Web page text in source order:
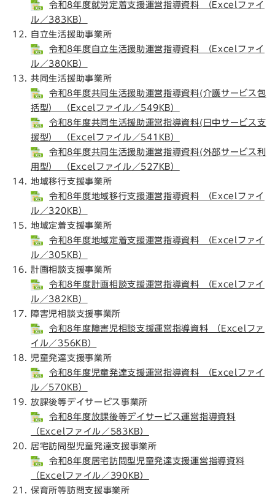
令和8年度就労定着支援運営指導資料 （Excelファイ
ル／383KB）
自立生活援助事業所
令和8年度自立生活援助運営指導資料 （Excelファイ
ル／380KB）
共同生活援助事業所
令和8年度共同生活援助運営指導資料(介護サービス包
括型） （Excelファイル／549KB）
令和8年度共同生活援助運営指導資料​(日中サービス支
援型） （Excelファイル／541KB）
令和8年度共同生活援助運営指導資料​(外部サービス利
用型） （Excelファイル／527KB）
地域移行支援事業所
令和8年度地域移行支援運営指導資料 （Excelファイ
ル／320KB）
地域定着支援事業所
令和8年度地域定着支援運営指導資料 （Excelファイ
ル／305KB）
計画相談支援事業所
令和8年度計画相談支援運営指導資料 （Excelファイ
ル／382KB）
障害児相談支援事業所
令和8年度障害児相談支援運営指導資料 （Excelファ
イル／356KB）
児童発達支援事業所
令和8年度児童発達支援運営指導資料 （Excelファイ
ル／570KB）
放課後等デイサービス事業所
令和8年度放課後等デイサービス運営指導資料
（Excelファイル／583KB）
居宅訪問型児童発達支援事業所
令和8年度居宅訪問型児童発達支援運営指導資料
（Excelファイル／390KB）
保育所等訪問支援事業所